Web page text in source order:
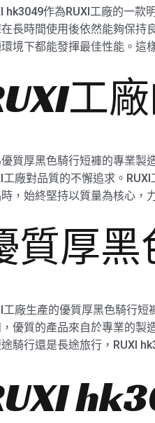
hk3049作為RUXI工廠的一
長時間使用後依然能夠保持
境下都能發揮最佳性能。這
工
質厚黑色騎行短褲的專業製
工廠對品質的不懈追求。
，始終堅持以質量為核心，
質厚黑
工廠生產的優質厚黑色騎行
優質的產品來自於專業的製
騎行還是長途旅行，RUXI